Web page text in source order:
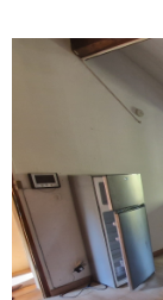
maison est idéale
espace et confort,